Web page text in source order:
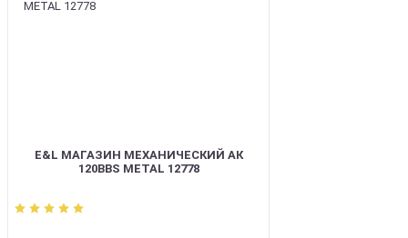
E&L МАГАЗИН МЕХАНИЧЕСКИЙ АК
120BBS METAL 12778